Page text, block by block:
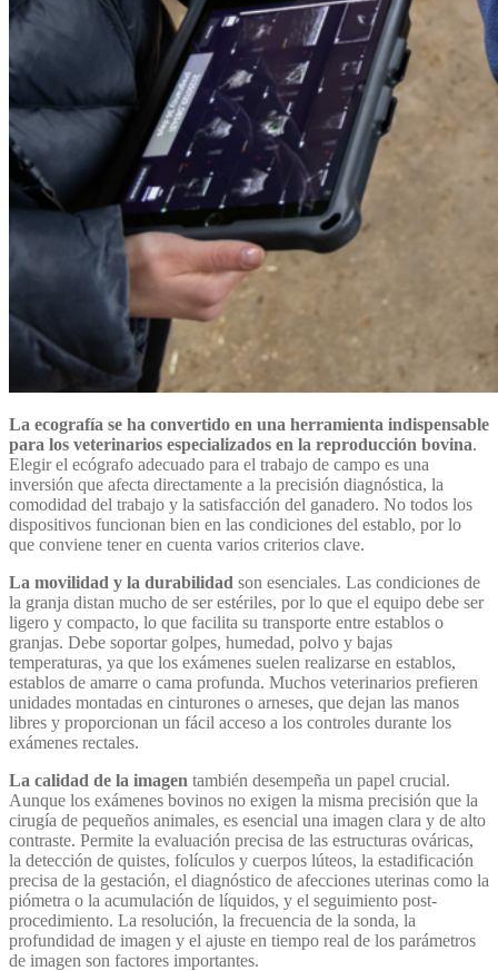
La ecografía se ha convertido en una herramienta indispensable
para los veterinarios especializados en la reproducción bovina.
Elegir el ecógrafo adecuado para el trabajo de campo es una
inversión que afecta directamente a la precisión diagnóstica, la
comodidad del trabajo y la satisfacción del ganadero. No todos los
dispositivos funcionan bien en las condiciones del establo, por lo
que conviene tener en cuenta varios criterios clave.
La movilidad y la durabilidad son esenciales. Las condiciones de
la granja distan mucho de ser estériles, por lo que el equipo debe ser
ligero y compacto, lo que facilita su transporte entre establos o
granjas. Debe soportar golpes, humedad, polvo y bajas
temperaturas, ya que los exámenes suelen realizarse en establos,
establos de amarre o cama profunda. Muchos veterinarios prefieren
unidades montadas en cinturones o arneses, que dejan las manos
libres y proporcionan un fácil acceso a los controles durante los
exámenes rectales.
La calidad de la imagen también desempeña un papel crucial.
Aunque los exámenes bovinos no exigen la misma precisión que la
cirugía de pequeños animales, es esencial una imagen clara y de alto
contraste. Permite la evaluación precisa de las estructuras ováricas,
la detección de quistes, folículos y cuerpos lúteos, la estadificación
precisa de la gestación, el diagnóstico de afecciones uterinas como la
piómetra o la acumulación de líquidos, y el seguimiento post-
procedimiento. La resolución, la frecuencia de la sonda, la
profundidad de imagen y el ajuste en tiempo real de los parámetros
de imagen son factores importantes.